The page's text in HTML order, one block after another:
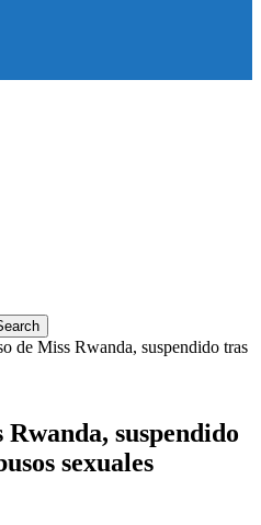
de Miss Rwanda, suspendido tras
suspendido
sexuales